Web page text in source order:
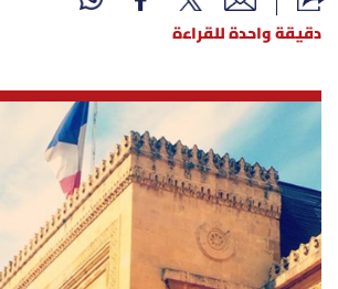
الغلاف
نداء اليوم
محليات
أسرار
متفرقات
دقيقة واحدة للقراءة